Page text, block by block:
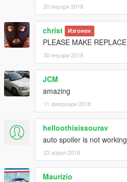
20 януари 2018
christ Изгонен
PLEASE MAKE REPLACE
30 януари 2018
JCM
amazing
11 февруари 2018
helloothisissourav
auto spoiler is not working
23 април 2018
Maurizio